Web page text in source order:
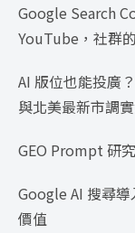
Google Search
YouTube，社群
AI 版位也能投廣
與北美最新市調
GEO Prompt 研
Google AI 搜尋
價值